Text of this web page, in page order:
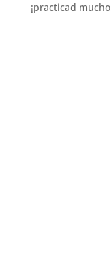
¡practicad